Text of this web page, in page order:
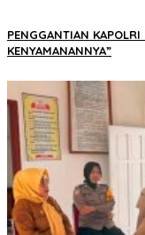
PENGGANTIAN
KENYAMANANNYA”